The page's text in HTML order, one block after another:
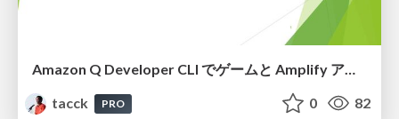
Amazon Q Developer CLI でゲームと Amplify アプリを作ってみた #ゆるWeb札幌
tacck
PRO 0 82